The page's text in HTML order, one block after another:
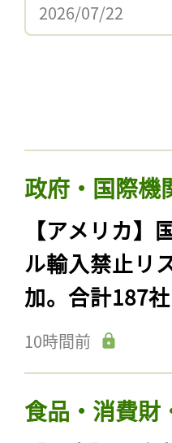
2026/07/22
政府・国際機
【アメリカ
ル輸入禁止リ
加。合計187
10時間前
食品・消費財